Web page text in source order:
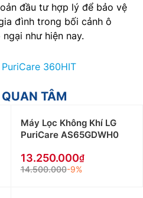
đầu tư hợp lý để bảo vệ
đình trong bối cảnh ô
như hiện nay.
360HIT
TÂM
Máy Lọc Không Khí LG
PuriCare AS65GDWH0
13.250.000
14.500.000-9%